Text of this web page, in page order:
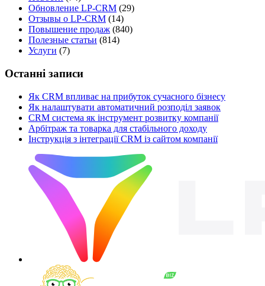
Обновление LP-CRM (29)
Отзывы о LP-CRM (14)
Повышение продаж (840)
Полезные статьи (814)
Услуги (7)
Останні записи
Як CRM впливає на прибуток сучасного бізнесу
Як налаштувати автоматичний розподіл заявок
CRM система як інструмент розвитку компанії
Арбітраж та товарка для стабільного доходу
Інструкція з інтеграції CRM із сайтом компанії